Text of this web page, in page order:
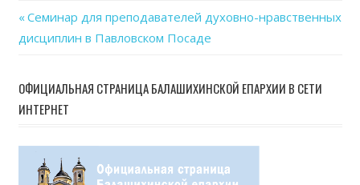
Навигация
записям
Previous
Post:
Семинар для преподавателей духовно-нравственных
дисциплин в Павловском Посаде
ОФИЦИАЛЬНАЯ СТРАНИЦА БАЛАШИХИНСКОЙ ЕПАРХИИ В СЕТИ
ИНТЕРНЕТ